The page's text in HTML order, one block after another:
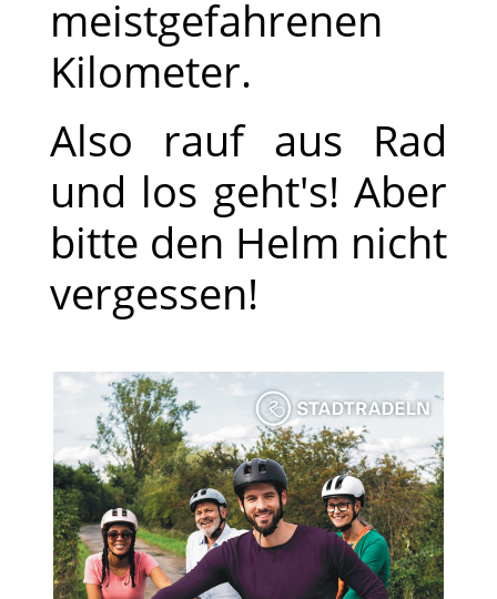
meistgefahrenen
Kilometer.
Also rauf aus Rad
und los geht's! Aber
bitte den Helm nicht
vergessen!